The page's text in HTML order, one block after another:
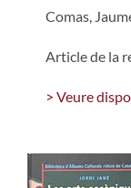
Comas,
Article de la
> Veure